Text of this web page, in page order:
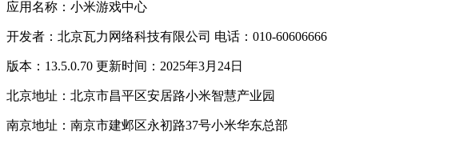
应用名称：小米游戏中心
开发者：北京瓦力网络科技有限公司 电话：010-60606666
版本：13.5.0.70 更新时间：2025年3月24日
北京地址：北京市昌平区安居路小米智慧产业园
南京地址：南京市建邺区永初路37号小米华东总部